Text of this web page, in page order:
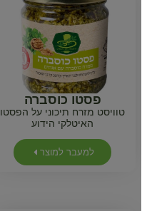
פסטו כוסברה
טוויסט מזרח תיכוני על הפסטו
האיטלקי הידוע
למעבר למוצר